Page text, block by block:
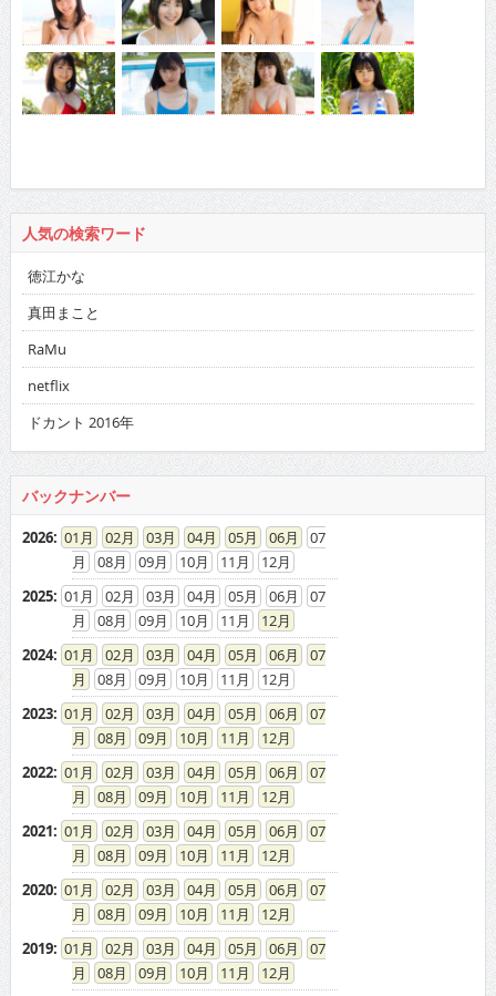
人気の検索ワード
徳江かな
真田まこと
RaMu
netflix
ドカント 2016年
バックナンバー
2026: 01 02 03 04 05 06
07
08
09 10 11
12
2025: 01 02 03 04 05 06
07
08
09 10 11
12
2024: 01 02 03 04 05 06
07
08
09 10 11
12
2023: 01 02 03 04 05 06
07
08
09 10 11
12
2022: 01 02 03 04 05 06
07
08
09 10 11
12
2021: 01 02 03 04 05 06
07
08
09 10 11
12
2020: 01 02 03 04 05 06
07
08
09 10 11
12
2019: 01 02 03 04 05 06
07
08
09 10 11
12